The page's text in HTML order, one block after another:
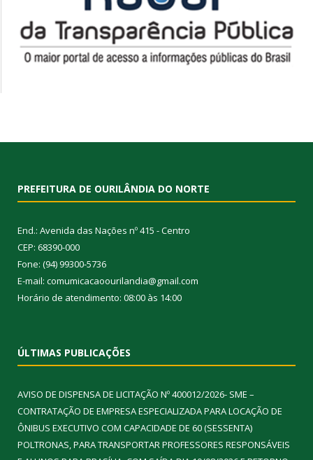
PREFEITURA DE OURILÂNDIA DO NORTE
End.: Avenida das Nações nº 415 - Centro
CEP: 68390-000
Fone: (94) 99300-5736
E-mail: comumicacaoourilandia@gmail.com
Horário de atendimento: 08:00 às 14:00
ÚLTIMAS PUBLICAÇÕES
AVISO DE DISPENSA DE LICITAÇÃO Nº 400012/2026- SME –
CONTRATAÇÃO DE EMPRESA ESPECIALIZADA PARA LOCAÇÃO DE
ÔNIBUS EXECUTIVO COM CAPACIDADE DE 60 (SESSENTA)
POLTRONAS, PARA TRANSPORTAR PROFESSORES RESPONSÁVEIS